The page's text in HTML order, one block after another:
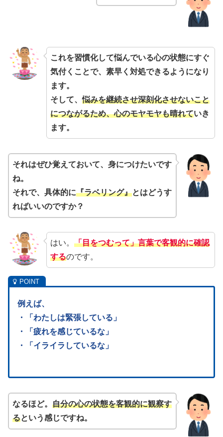
これを習慣化して悩んでいる心の状態にすぐ
気付くことで、素早く対処できるようになり
ます。
そして、悩みを継続させ深刻化させないこと
につながるため、心のモヤモヤも晴れていき
ます。
それはぜひ覚えておいて、身につけたいです
ね。
それで、具体的に『ラベリング』とはどうす
ればいいのですか？
はい。 「目をつむって」言葉で客観的に確認
するのです。
例えば、
・「わたしは緊張している」
・「疲れを感じているな」
・「イライラしているな」
なるほど。 自分の心の状態を客観的に観察す
るという感じですね。